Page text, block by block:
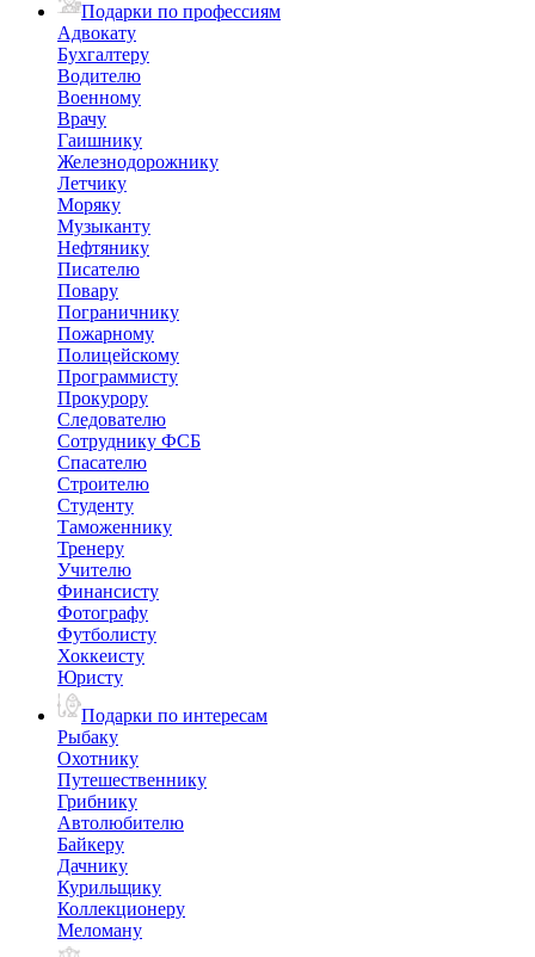
Подарки по профессиям
Адвокату
Бухгалтеру
Водителю
Военному
Врачу
Гаишнику
Железнодорожнику
Летчику
Моряку
Музыканту
Нефтянику
Писателю
Повару
Пограничнику
Пожарному
Полицейскому
Программисту
Прокурору
Следователю
Сотруднику ФСБ
Спасателю
Строителю
Студенту
Таможеннику
Тренеру
Учителю
Финансисту
Фотографу
Футболисту
Хоккеисту
Юристу
Подарки по интересам
Рыбаку
Охотнику
Путешественнику
Грибнику
Автолюбителю
Байкеру
Дачнику
Курильщику
Коллекционеру
Меломану